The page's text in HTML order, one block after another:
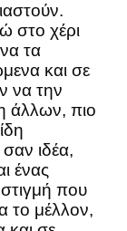
στο χέρι
τα
και σε
να την
άλλων, πιο
ιδέα,
ένας
που
το μέλλον,